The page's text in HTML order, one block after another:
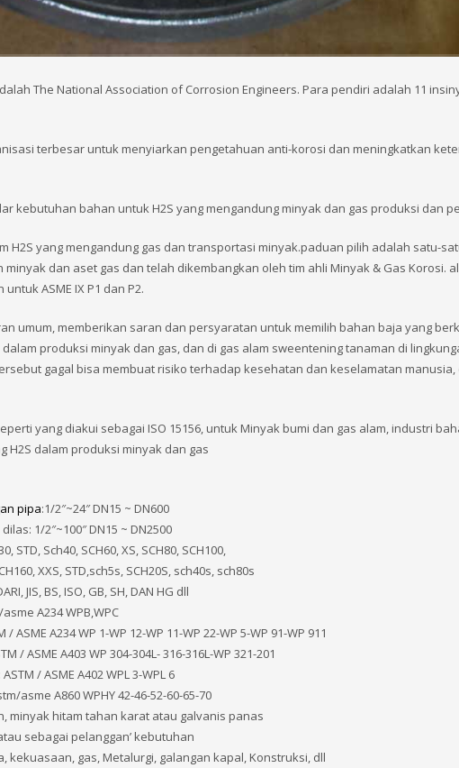
The National Association of Corrosion Engineers. Para pendiri adalah 11
terbesar untuk menyiarkan pengetahuan anti-korosi dan meningkatkan
kebutuhan bahan untuk H2S yang mengandung minyak dan gas produksi dan
H2S yang mengandung gas dan transportasi minyak.paduan pilih adalah satu-
dan aset gas dan telah dikembangkan oleh tim ahli Minyak & Gas Korosi.
ASME IX P1 dan P2.
umum, memberikan saran dan persyaratan untuk memilih bahan baja yang
produksi minyak dan gas, dan di gas alam sweentening tanaman di
gagal bisa membuat risiko terhadap kesehatan dan keselamatan
yang diakui sebagai ISO 15156, untuk Minyak bumi dan gas alam, industri
H2S dalam produksi minyak dan gas
pipa:1/2″~24″ DN15 ~ DN600
1/2″~100″ DN15 ~ DN2500
STD, Sch40, SCH60, XS, SCH80, SCH100,
XXS, STD,sch5s, SCH20S, sch40s, sch80s
JIS, BS, ISO, GB, SH, DAN HG dll
A234 WPB,WPC
ASME A234 WP 1-WP 12-WP 11-WP 22-WP 5-WP 91-WP 911
/ ASME A403 WP 304-304L- 316-316L-WP 321-201
/ ASME A402 WPL 3-WPL 6
asme A860 WPHY 42-46-52-60-65-70
minyak hitam tahan karat atau galvanis panas
sebagai pelanggan’ kebutuhan
kekuasaan, gas, Metalurgi, galangan kapal, Konstruksi, dll